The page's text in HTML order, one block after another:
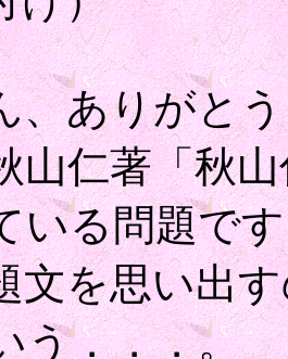
ありがとう
山仁著「秋
いる問題で
文を思い出
う．．．。